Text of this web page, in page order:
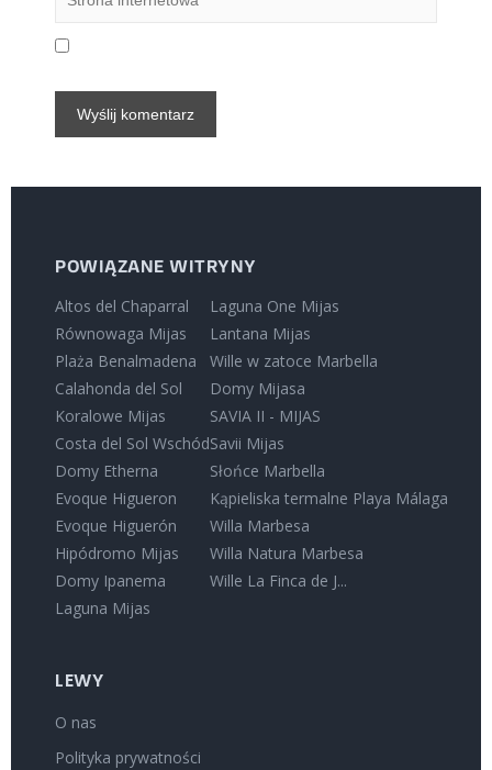
POWIĄZANE WITRYNY
Altos del Chaparral
Równowaga Mijas
Plaża Benalmadena
Calahonda del Sol
Koralowe Mijas
Costa del Sol Wschód
Domy Etherna
Evoque Higueron
Evoque Higuerón
Hipódromo Mijas
Domy Ipanema
Laguna Mijas
Laguna One Mijas
Lantana Mijas
Wille w zatoce Marbella
Domy Mijasa
SAVIA II - MIJAS
Savii Mijas
Słońce Marbella
Kąpieliska termalne Playa Málaga
Willa Marbesa
Willa Natura Marbesa
Wille La Finca de J...
LEWY
O nas
Polityka prywatności